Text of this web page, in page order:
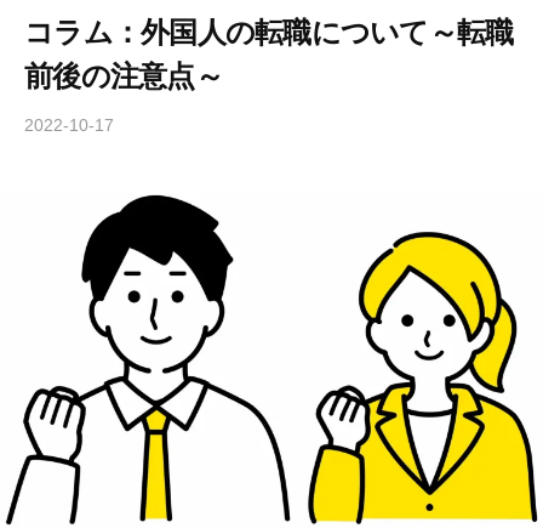
コラム：外国人の転職について～転職
前後の注意点～
2022-10-17
n
-
政
書
士